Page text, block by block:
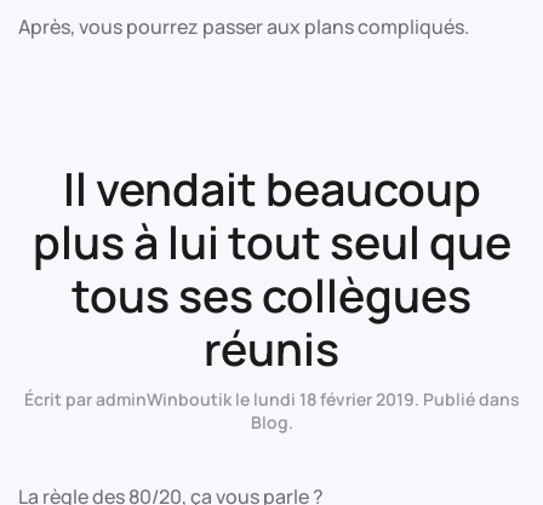
Après, vous pourrez passer aux plans compliqués.
Il vendait beaucoup
plus à lui tout seul que
tous ses collègues
réunis
Écrit paradminWinboutikle lundi 18 février 2019. Publié dans
Blog.
La règle des 80/20, ça vous parle ?